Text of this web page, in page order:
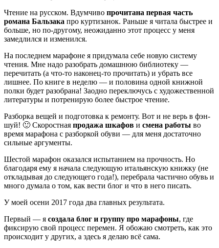
Чтение на русском. Вдумчиво прочитана первая часть
романа Бальзака про куртизанок. Раньше я читала быстрее и
больше, но по-другому, неожиданно этот процесс у меня
замедлился и изменился.
На последнем марафоне я придумала себе новую систему
чтения. Мне надо разобрать домашнюю библиотеку —
перечитать (а что-то наконец-то прочитать) и убрать все
лишнее. По книге в неделю — и половина одной книжной
полки будет разобрана! Заодно переключусь с художественной
литературы и потренирую более быстрое чтение.
Разборка вещей и подготовка к ремонту. Вот и не верь в фэн-
шуй! 🙂 Скоростная продажа шкафов и смена работы во
время марафона с разборкой обуви — для меня достаточно
сильные аргументы.
Шестой марафон оказался испытанием на прочность. Но
благодаря ему я начала следующую итальянскую книжку (не
откладывая до следующего года!), перебрала частично обувь и
много думала о том, как вести блог и что в него писать.
У моей осени 2017 года два главных результата.
Первый — я создала блог и группу про марафоны, где
фиксирую свой процесс перемен. Я обожаю смотреть, как это
происходит у других, а здесь я делаю всё сама.